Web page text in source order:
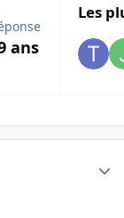
ans
Les